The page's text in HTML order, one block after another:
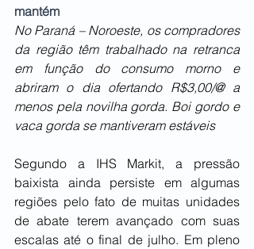
mantém
No Paraná – Noroeste, os compradores
da região têm trabalhado na retranca
em função do consumo morno e
abriram o dia ofertando R$3,00/@ a
menos pela novilha gorda. Boi gordo e
vaca gorda se mantiveram estáveis
Segundo a IHS Markit, a pressão
baixista ainda persiste em algumas
regiões pelo fato de muitas unidades
de abate terem avançado com suas
escalas até o final de julho. Em pleno